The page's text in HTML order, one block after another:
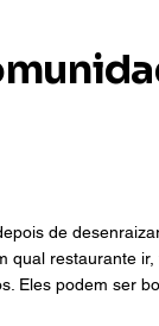
de
restaurante
Eles podem ser